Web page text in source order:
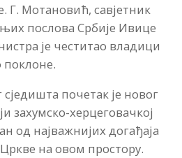
Г. Мотановић, савјетник
послова Србије Ивице
је честитао владици
поклоне.
почетак је новог
захумско-херцеговачкој
од најважнијих догађаја
на овом простору.